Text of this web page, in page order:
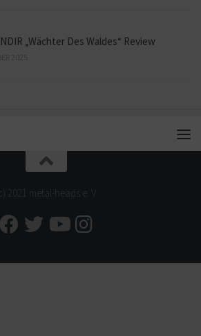
„Wächter Des Waldes“ Review
(c) 2021 metal-heads e. V.